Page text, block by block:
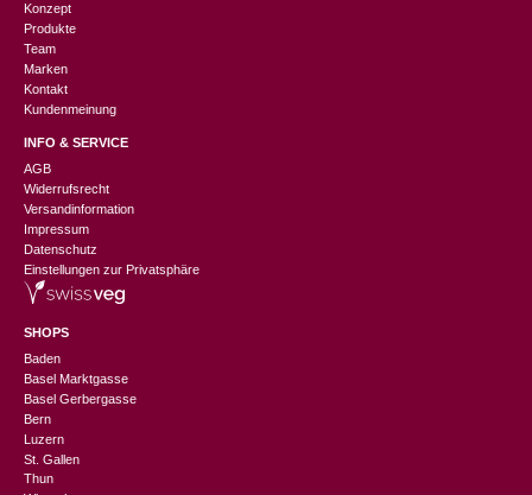
Konzept
Produkte
Team
Marken
Kontakt
Kundenmeinung
INFO & SERVICE
AGB
Widerrufsrecht
Versandinformation
Impressum
Datenschutz
Einstellungen zur Privatsphäre
SHOPS
Baden
Basel Marktgasse
Basel Gerbergasse
Bern
Luzern
St. Gallen
Thun